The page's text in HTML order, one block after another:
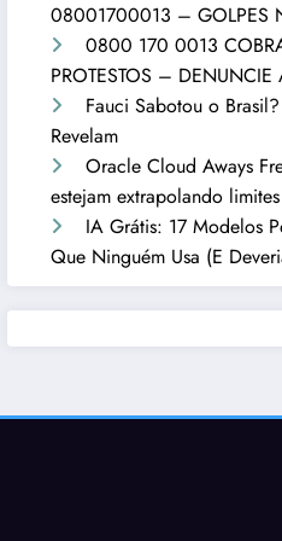
08001700013 – GOLPES
0800 170 0013
PROTESTOS – DENUNCIE
Fauci Sabotou o
Revelam
Oracle Cloud Aways
estejam extrapolando limites
IA Grátis: 17 Modelos
Que Ninguém Usa (E